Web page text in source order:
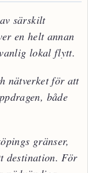
särskilt
en helt annan
lokal flytt.
nätverket för att
både
gränser,
destination. För